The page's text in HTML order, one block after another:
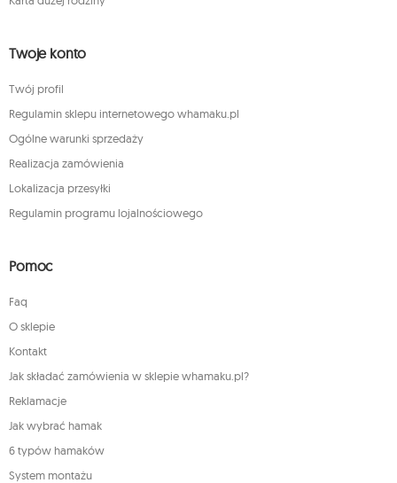
Twoje konto
Twój profil
Regulamin sklepu internetowego whamaku.pl
Ogólne warunki sprzedaży
Realizacja zamówienia
Lokalizacja przesyłki
Regulamin programu lojalnościowego
Pomoc
Faq
O sklepie
Kontakt
Jak składać zamówienia w sklepie whamaku.pl?
Reklamacje
Jak wybrać hamak
6 typów hamaków
System montażu